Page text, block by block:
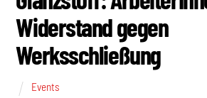
Widerstand gegen
Werksschließung
Events